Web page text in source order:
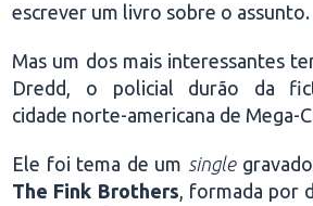
escrever um livro sobre o assunto.
Mas um dos mais interessantes
Dredd, o policial durão da
cidade norte-americana de Mega-
Ele foi tema de um single
The Fink Brothers, formada por